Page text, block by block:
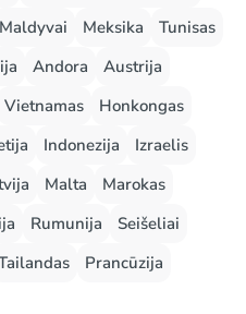
Maldyvai Meksika
Tunisas
Andora
Austrija
Vietnamas
Honkongas
Indonezija
Izraelis
Malta
Marokas
Rumunija
Seišeliai
Prancūzija